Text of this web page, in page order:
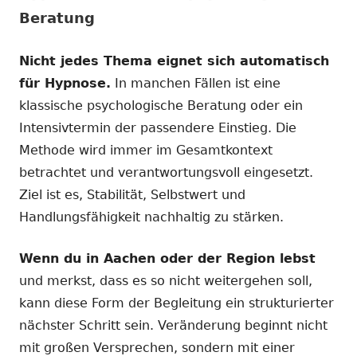
Beratung
Nicht jedes Thema eignet sich automatisch
für Hypnose. In manchen Fällen ist eine
klassische psychologische Beratung oder ein
Intensivtermin der passendere Einstieg. Die
Methode wird immer im Gesamtkontext
betrachtet und verantwortungsvoll eingesetzt.
Ziel ist es, Stabilität, Selbstwert und
Handlungsfähigkeit nachhaltig zu stärken.
Wenn du in Aachen oder der Region lebst
und merkst, dass es so nicht weitergehen soll,
kann diese Form der Begleitung ein strukturierter
nächster Schritt sein. Veränderung beginnt nicht
mit großen Versprechen, sondern mit einer